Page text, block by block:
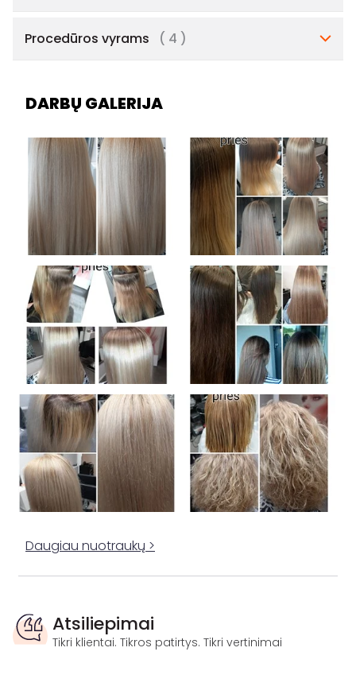
Procedūros vyrams ( 4 )
DARBŲ GALERIJA
Daugiau nuotraukų >
Atsiliepimai
Tikri klientai. Tikros patirtys. Tikri vertinimai